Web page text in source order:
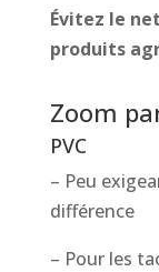
Évitez le
produits
Zoom
PVC
– Peu
différence
– Pour les